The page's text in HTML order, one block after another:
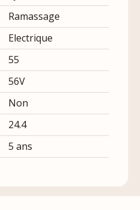
Ramassage
Electrique
55
56V
Non
24.4
5 ans